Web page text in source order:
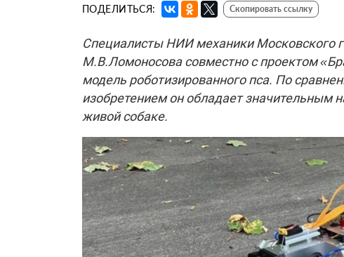
ПОДЕЛИТЬСЯ: Скопировать ссылку
Специалисты НИИ механики Московского
М.В.Ломоносова совместно с проектом
модель роботизированного пса. По
изобретением он обладает значительным
живой собаке.